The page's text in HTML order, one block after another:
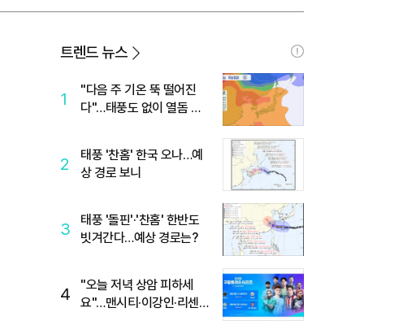
트
트
트렌드 뉴스
1
"다음 주 기온 뚝 떨어진
다"…태풍도 없이 열돔 박
2
태풍 '찬홈' 한국 오나…예
상 경로 보니
3
태풍 '돌핀'·'찬홈' 한반도
빗겨간다…예상 경로는?
4
"오늘 저녁 상암 피하세
요"…맨시티·이강인·리센느